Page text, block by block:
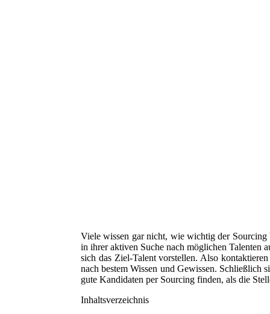
Viele wissen gar nicht, wie wichtig der
in ihrer aktiven Suche nach möglichen Talenten
sich das Ziel-Talent vorstellen. Also
nach bestem Wissen und Gewissen. Schließlich
gute Kandidaten per Sourcing finden, als die
Inhaltsverzeichnis